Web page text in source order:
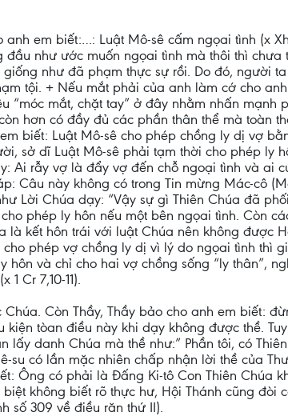
em biết:…: Luật Mô-sê cấm ngọai tình (x Xh
như ước muốn ngọai tình mà thôi thì chưa
như đã phạm thực sự rồi. Do đó, người
tội. + Nếu mắt phải của anh làm cớ cho
mắt, chặt tay” ở đây nhằm nhấn mạnh
hơn có đầy đủ các phần thân thể mà toàn
biết: Luật Mô-sê cho phép chồng ly dị vợ
sở dĩ Luật Mô-sê phải tạm thời cho phép ly
Ai rẫy vợ là đẩy vợ đến chỗ ngoại tình và ai
này không có trong Tin mừng Mác-cô (Mc
Lời Chúa dạy: “Vậy sự gì Thiên Chúa đã
phép ly hôn nếu một bên ngọai tình. Còn
kết hôn trái với luật Chúa nên không được
phép vợ chồng ly dị vì lý do ngọai tình thì
và chỉ cho hai vợ chồng sống “ly thân”,
Cr 7,10-11).
Còn Thầy, Thầy bảo cho anh em biết:
tòan điều này khi dạy không được thề.
danh Chúa mà thề như:” Phần tôi, có
su có lần mặc nhiên chấp nhận lời thề của
Ông có phải là Đấng Ki-tô Con Thiên Chúa
không biết rõ thực hư, Hội Thánh cũng đòi
số 309 về điều răn thứ II).